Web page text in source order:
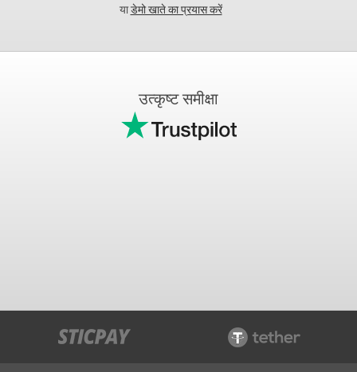
याडेमो खाते का प्रयास करें
उत्कृष्ट समीक्षा